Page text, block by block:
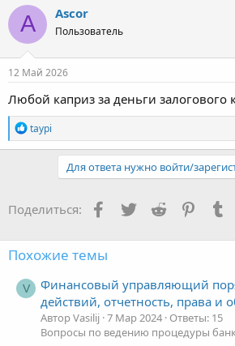
A Ascor
Пользователь
12 Май 2026
Любой каприз за деньги залогового
Р
е
а
и
:
taypi
Для ответа нужно войти/
Поделиться: Facebook
TwitterReddit
Похожие темы
V
Финансовый управляющий
действий, отчетность, права и
Автор Vasilij 7 Мар 2024 Ответы: 15
Вопросы по ведению процедуры